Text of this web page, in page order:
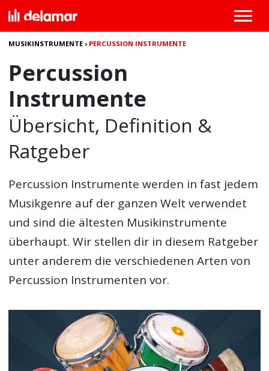
MUSIKINSTRUMENTE › PERCUSSION INSTRUMENTE
Percussion
Instrumente
Übersicht, Definition &
Ratgeber
Percussion Instrumente werden in fast jedem
Musikgenre auf der ganzen Welt verwendet
und sind die ältesten Musikinstrumente
überhaupt. Wir stellen dir in diesem Ratgeber
unter anderem die verschiedenen Arten von
Percussion Instrumenten vor.